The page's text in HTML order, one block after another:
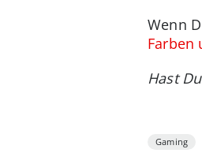
Wenn
Farben
Hast
Gaming